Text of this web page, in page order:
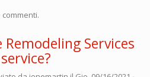
Services